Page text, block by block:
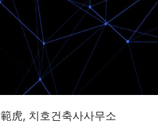
範虎, 치호건축사사무소